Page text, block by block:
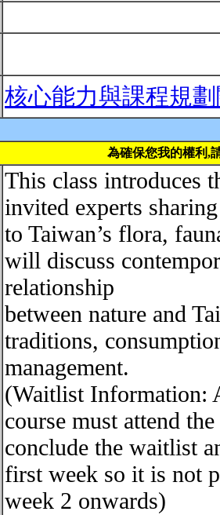
核心能力與課程規
為確保您我的權利,
This class introduces
invited experts
to Taiwan’s flora,
will discuss
relationship
between nature and
traditions,
management.
(Waitlist Information:
course must attend
conclude the waitlist
first week so it is not
week 2 onwards)